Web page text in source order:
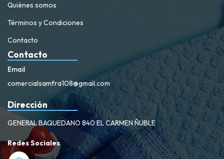
Quiénes somos
Términos y Condiciones
Contacto
Contacto
Email
comercialsamfra108@gmail.com
Dirección
GENERAL BAQUEDANO 840 EL CARMEN ÑUBLE
Redes Sociales